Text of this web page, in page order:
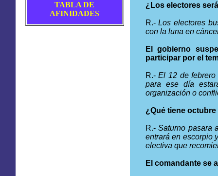
TABLA DE
AFINIDADES
¿Los electores
R.-Los electores
con la luna en
El gobierno
participar por el
R.-El 12 de febrero
para ese día
organización o
¿Qué tiene
R.- Saturno pasara
entrará en escorpio
electiva que
El comandante se